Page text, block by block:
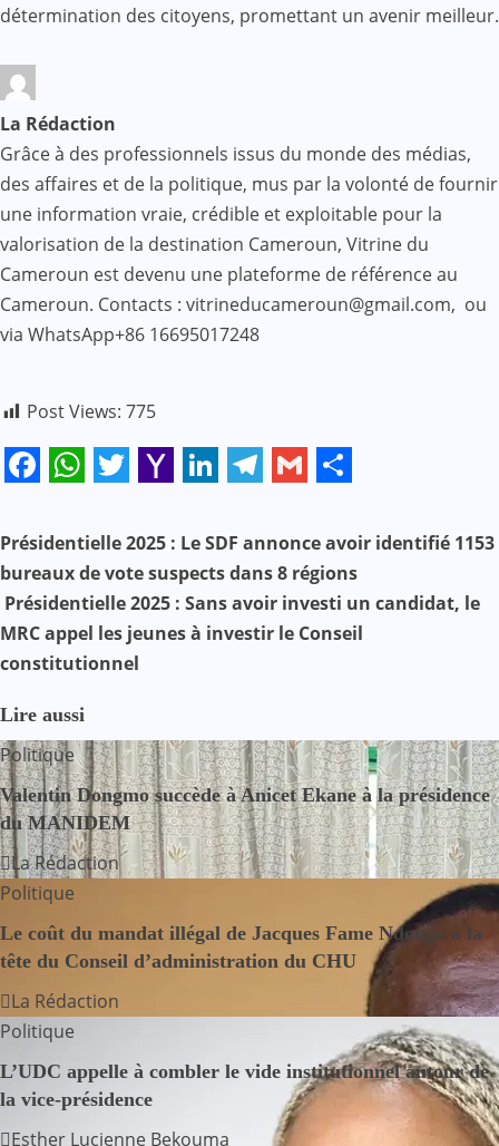
détermination des citoyens, promettant un avenir meilleur.
La Rédaction
Grâce à des professionnels issus du monde des médias,
des affaires et de la politique, mus par la volonté de fournir
une information vraie, crédible et exploitable pour la
valorisation de la destination Cameroun, Vitrine du
Cameroun est devenu une plateforme de référence au
Cameroun. Contacts : vitrineducameroun@gmail.com, ou
via WhatsApp+86 16695017248
Post Views: 775
Mail
N
a
v
i
g
a
t
i
o
n
d
e
l
Présidentielle 2025 : Le SDF annonce avoir identifié 1153
bureaux de vote suspects dans 8 régions
Présidentielle 2025 : Sans avoir investi un candidat, le
MRC appel les jeunes à investir le Conseil
constitutionnel
Lire aussi
Politique
Valentin Dongmo succède à Anicet Ekane à la présidence
du MANIDEM
La Rédaction
Politique
Le coût du mandat illégal de Jacques Fame Ndongo à la
tête du Conseil d’administration du CHU
La Rédaction
Politique
L’UDC appelle à combler le vide institutionnel autour de
la vice-présidence
Esther Lucienne Bekouma